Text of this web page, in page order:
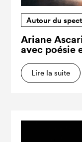
Autour du
Ariane
avec poésie
Lire la suite